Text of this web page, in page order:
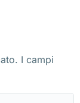
I campi